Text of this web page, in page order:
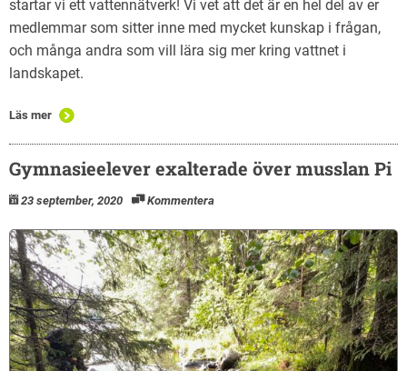
startar vi ett vattennätverk! Vi vet att det är en hel del av er
medlemmar som sitter inne med mycket kunskap i frågan,
och många andra som vill lära sig mer kring vattnet i
landskapet.
Läs mer
Gymnasieelever exalterade över musslan Pi
23 september, 2020 Kommentera